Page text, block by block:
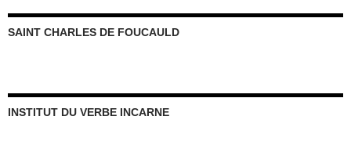
SAINT CHARLES DE FOUCAULD
INSTITUT DU VERBE INCARNE